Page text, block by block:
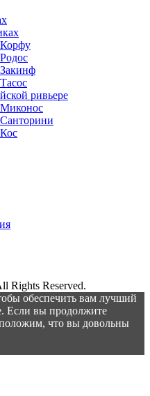
ривьере
Rights Reserved.
обеспечить вам лучший
Если вы продолжите
что вы довольны